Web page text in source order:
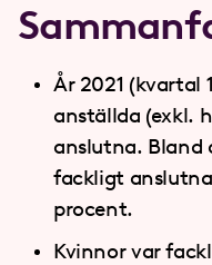
År 2021 (kvartal
anställda (exkl.
anslutna. Bland
fackligt
procent.
Kvinnor var